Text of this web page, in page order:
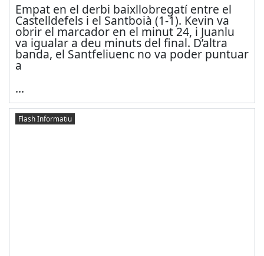
Empat en el derbi baixllobregatí entre el
Castelldefels i el Santboià (1-1). Kevin va
obrir el marcador en el minut 24, i Juanlu
va igualar a deu minuts del final. D’altra
banda, el Santfeliuenc no va poder puntuar
a
...
Flash Informatiu